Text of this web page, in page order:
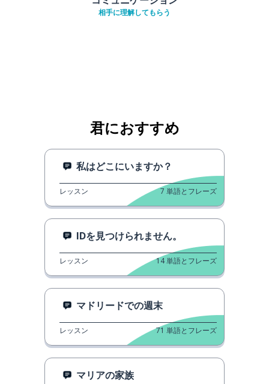
相手に理解してもらう
君におすすめ
私はどこにいますか？
レッスン 7 単語とフレーズ
IDを見つけられません。
レッスン 14単語とフレーズ
マドリードでの週末
レッスン 71 単語とフレーズ
マリアの家族